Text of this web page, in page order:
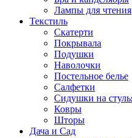
Лампы для чтения
Текстиль
Скатерти
Покрывала
Подушки
Наволочки
Постельное белье
Салфетки
Сидушки на
Ковры
Шторы
Дача и Сад